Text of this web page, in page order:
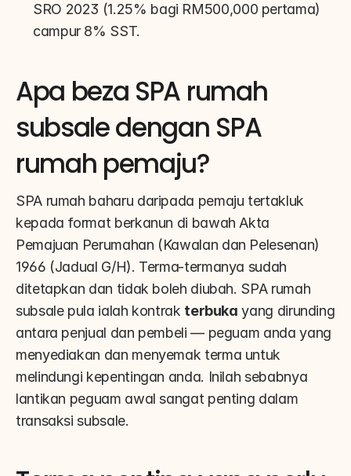
SRO 2023 (1.25% bagi RM500,000 pertama)
campur 8% SST.
Apa beza SPA rumah
subsale dengan SPA
rumah pemaju?
SPA rumah baharu daripada pemaju tertakluk
kepada format berkanun di bawah Akta
Pemajuan Perumahan (Kawalan dan Pelesenan)
1966 (Jadual G/H). Terma-termanya sudah
ditetapkan dan tidak boleh diubah. SPA rumah
subsale pula ialah kontrak terbuka yang dirunding
antara penjual dan pembeli — peguam anda yang
menyediakan dan menyemak terma untuk
melindungi kepentingan anda. Inilah sebabnya
lantikan peguam awal sangat penting dalam
transaksi subsale.